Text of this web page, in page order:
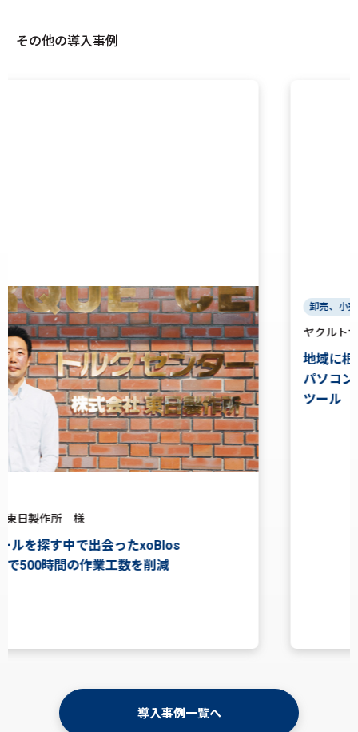
その他の導入事例
ヤクルトサポートビジネス株式会社 様
地域に根付き、長く働いてもらえる会社を目指す
パソコンの中にあるデータを思い通りに変換する
導入事例一覧へ